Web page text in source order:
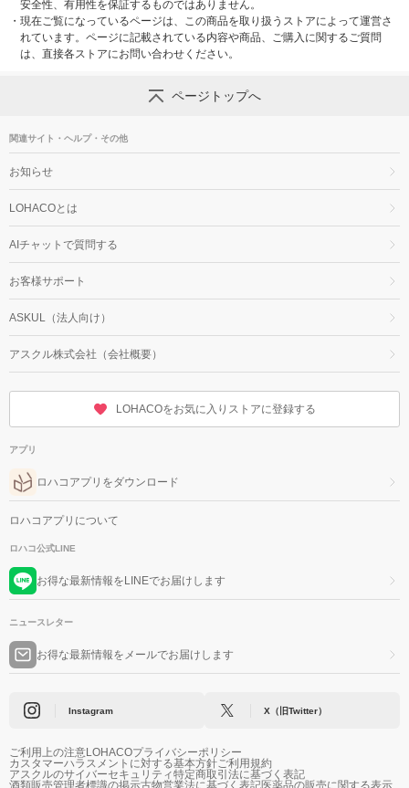
安全性、有用性を保証するものではありません。
・ 現在ご覧になっているページは、この商品を取り扱うストアによって運営さ
れています。ページに記載されている内容や商品、ご購入に関するご質問
は、直接各ストアにお問い合わせください。
ページトップへ
関連サイト・ヘルプ・その他
お知らせ
LOHACOとは
AIチャットで質問する
お客様サポート
ASKUL（法人向け）
アスクル株式会社（会社概要）
LOHACOをお気に入りストアに登録する
アプリ
ロハコアプリをダウンロード
ロハコアプリについて
ロハコ公式LINE
お得な最新情報をLINEでお届けします
ニュースレター
お得な最新情報をメールでお届けします
Instagram X（旧Twitter）
ご利用上の注意LOHACOプライバシーポリシー
カスタマーハラスメントに対する基本方針ご利用規約
アスクルのサイバーセキュリティ特定商取引法に基づく表記